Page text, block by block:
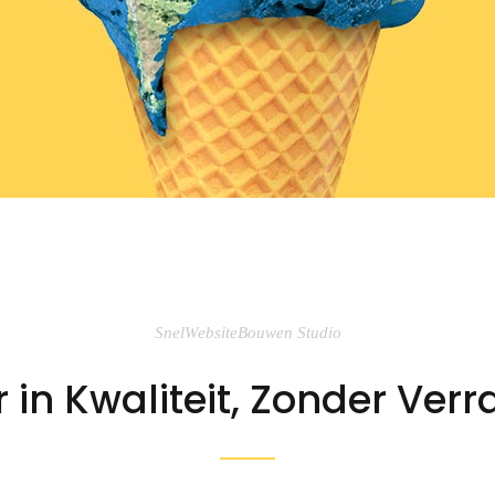
SnelWebsiteBouwen Studio
in Kwaliteit, Zonder